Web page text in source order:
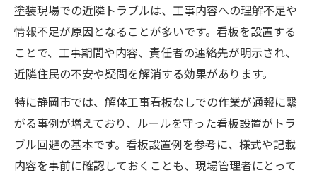
塗装現場での近隣トラブルは、工事内容への理解不足や
情報不足が原因となることが多いです。看板を設置する
ことで、工事期間や内容、責任者の連絡先が明示され、
近隣住民の不安や疑問を解消する効果があります。
特に静岡市では、解体工事看板なしでの作業が通報に繋
がる事例が増えており、ルールを守った看板設置がトラ
ブル回避の基本です。看板設置例を参考に、様式や記載
内容を事前に確認しておくことも、現場管理者にとって